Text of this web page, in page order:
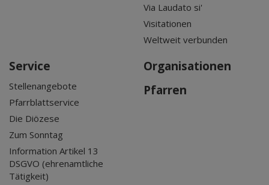
Via Laudato si'
Visitationen
Weltweit verbunden
Service
Stellenangebote
Pfarrblattservice
Die Diözese
Zum Sonntag
Information Artikel 13
DSGVO (ehrenamtliche
Tätigkeit)
Organisationen
Pfarren